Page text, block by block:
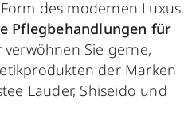
des modernen Luxus.
Pflegbehandlungen für
verwöhnen Sie gerne,
der Marken
Lauder, Shiseido und